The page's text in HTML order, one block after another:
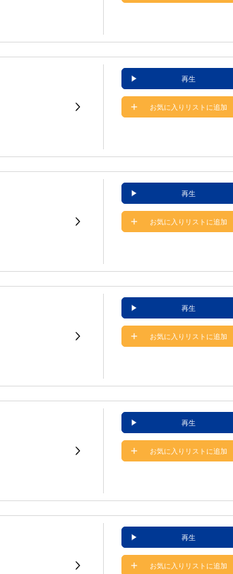
再生
お気に入りリストに追加
再生
お気に入りリストに追加
再生
お気に入りリストに追加
再生
お気に入りリストに追加
再生
お気に入りリストに追加